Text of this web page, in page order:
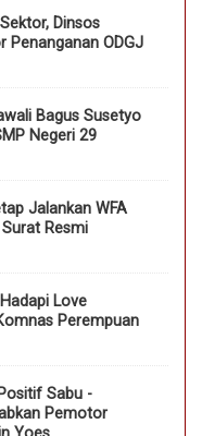
Dinsos
Penanganan ODGJ
Bagus Susetyo
Negeri 29
Jalankan WFA
Resmi
Love
Perempuan
Sabu -
Pemotor